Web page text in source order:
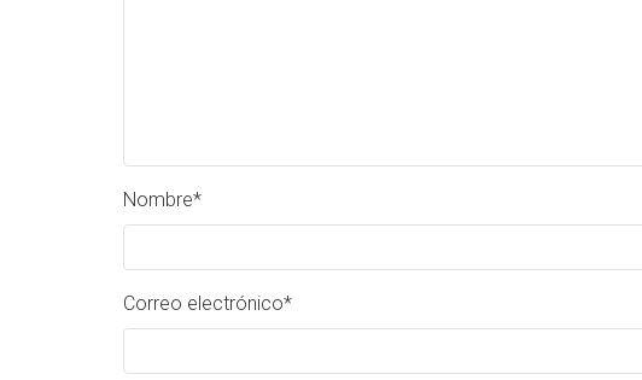
Nombre*
Correo electrónico*